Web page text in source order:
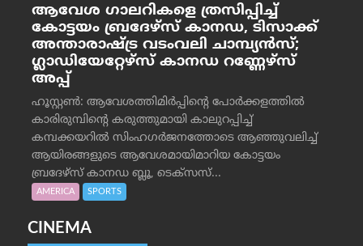
ആവേശ ഗാലറികളെ ത്രസിപ്പിച്ച്
കോട്ടയം ബ്രദേഴ്‌സ് കാനഡ, ടിസാക്ക്
അന്താരാഷ്ട്ര വടംവലി ചാമ്പ്യന്‍സ്;
ഗ്ലാഡിയേറ്റേഴ്‌സ് കാനഡ റണ്ണേഴ്‌സ്
അപ്പ്
ഹൂസ്റ്റണ്‍: ആവേശത്തിമിര്‍പ്പിന്റെ പോര്‍ക്കളത്തില്‍
കാരിരുമ്പിന്റെ കരുത്തുമായി കാലുറപ്പിച്ച്
കമ്പക്കയറില്‍ സിംഹഗര്‍ജനത്തോടെ ആഞ്ഞുവലിച്ച്
ആയിരങ്ങളുടെ ആവേശമായിമാറിയ കോട്ടയം
ബ്രദേഴ്‌സ് കാനഡ ബ്ലൂ, ടെക്‌സസ്...
AMERICA SPORTS
CINEMA